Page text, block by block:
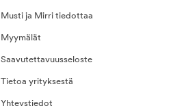
Musti ja Mirri tiedottaa
Myymälät
Saavutettavuusseloste
Tietoa yrityksestä
Yhteystiedot